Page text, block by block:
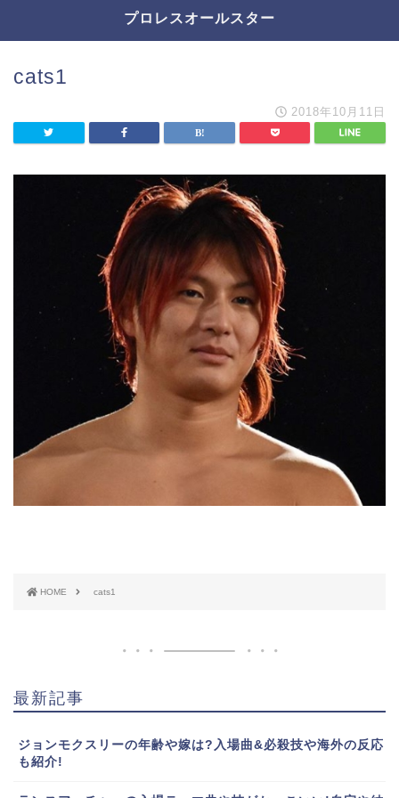
プロレスオールスター
cats1
2018年10月11日
HOME cats1
最新記事
ジョンモクスリーの年齢や嫁は?入場曲&必殺技や海外の反応
も紹介!